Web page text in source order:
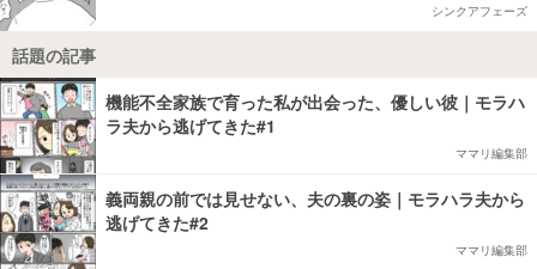
シンクアフェーズ
話題の記事
機能不全家族で育った私が出会った、優しい彼｜モラハ
ラ夫から逃げてきた#1
ママリ編集部
義両親の前では見せない、夫の裏の姿｜モラハラ夫から
逃げてきた#2
ママリ編集部